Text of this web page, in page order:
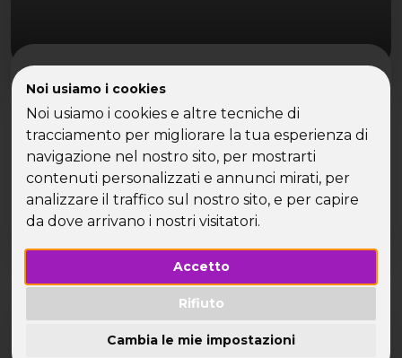
Noi usiamo i cookies
Noi usiamo i cookies e altre tecniche di
tracciamento per migliorare la tua esperienza di
navigazione nel nostro sito, per mostrarti
contenuti personalizzati e annunci mirati, per
analizzare il traffico sul nostro sito, e per capire
da dove arrivano i nostri visitatori.
Accetto
Rifiuto
Cambia le mie impostazioni
e vivi un viaggio indimenticabile! Scegli tra una crociera
per single tra Miami, Porto Rico e Bahamas, il fascino di
Rio de Janeiro o un tour per single in Giordania. Se sogni il
sole d’inverno, parti per Santo Domingo o il Messico,
mentre per chi ama l’Europa o preferisce restare in Italia,
abbiamo tante proposte esclusive per te. Scopri tutte le
mete e festeggia il Capodanno single con Speed
Vacanze®!
Prossime partenze
New York
VOLO COMPRESO
CENA CAPODANNO